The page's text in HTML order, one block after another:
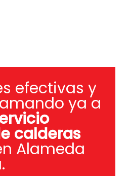
efectivas y
ya a
calderas
Alameda